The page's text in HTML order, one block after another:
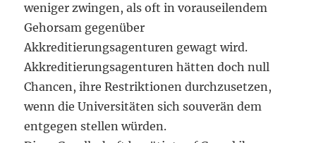
weniger zwingen, als oft in vorauseilendem
Gehorsam gegenüber
Akkreditierungsagenturen gewagt wird.
Akkreditierungsagenturen hätten doch null
Chancen, ihre Restriktionen durchzusetzen,
wenn die Universitäten sich souverän dem
entgegen stellen würden.